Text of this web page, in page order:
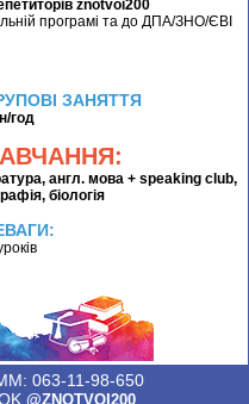
znotvoi200
програмі та до ДПА/ЗНО/ЄВІ
ЗАНЯТТЯ
год
англ. мова + speaking club,
біологія
063-11-98-650
@ZNOTVOI200